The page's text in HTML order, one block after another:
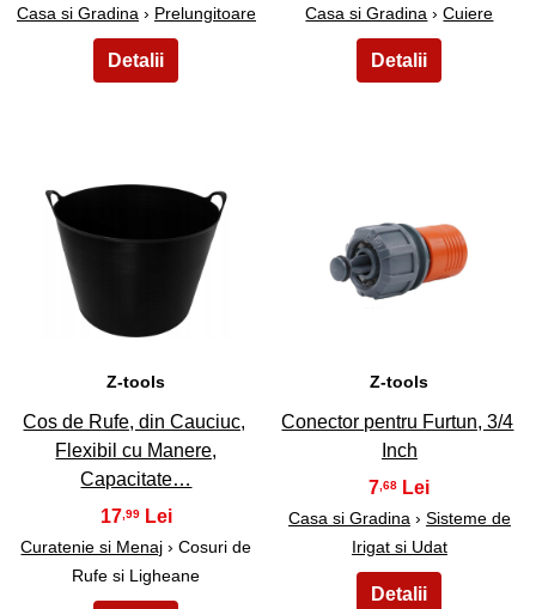
Casa si Gradina › Prelungitoare Casa si Gradina ›Cuiere
Z-tools
Cos de Rufe, din Cauciuc,
Flexibil cu Manere,
Capacitate…
17,99
Curatenie si Menaj › Cosuri de
Rufe si Ligheane
26
Z-tools
Conector pentru Furtun, 3/4
Inch
7 ,68
Casa si Gradina › Sisteme de
Irigat si Udat